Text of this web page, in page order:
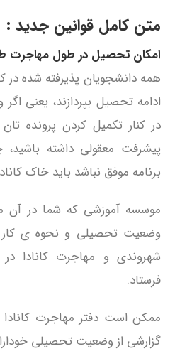
متن کامل قوانین جدید :
امکان تحصیل در طول مهاجرت
همه دانشجویان پذیرفته شده در
ادامه تحصیل بپردازند، یعنی
در کنار تکمیل کردن پرونده
پیشرفت معقولی داشته
برنامه موفق نباشد باید خاک
موسسه آموزشی‌ که شما در
وضعیت تحصیلی‌ و نحوه ی کار
شهروندی و مهاجرت کانادا
فرستاد.
ممکن است دفتر مهاجرت
گزارشی از وضعیت تحصیلی‌